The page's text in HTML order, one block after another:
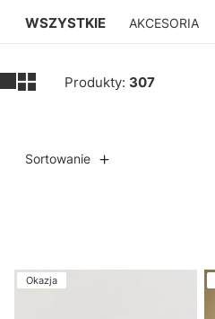
WSZYSTKIE AKCESORIA
Produkty: 307
Sortowanie
Lista produktów
Okazja